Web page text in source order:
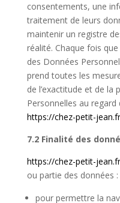
consentements, une
traitement de leurs
maintenir un registre
réalité. Chaque fois que
des Données
prend toutes les
de l’exactitude et de la
Personnelles au
https://chez-petit-
7.2 Finalité des
https://chez-petit-
ou partie des données :
pour permettre la